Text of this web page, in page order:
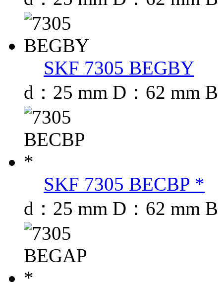
SKF 7305 BEGBY
d：25 mm D：62 mm
SKF 7305 BECBP *
d：25 mm D：62 mm